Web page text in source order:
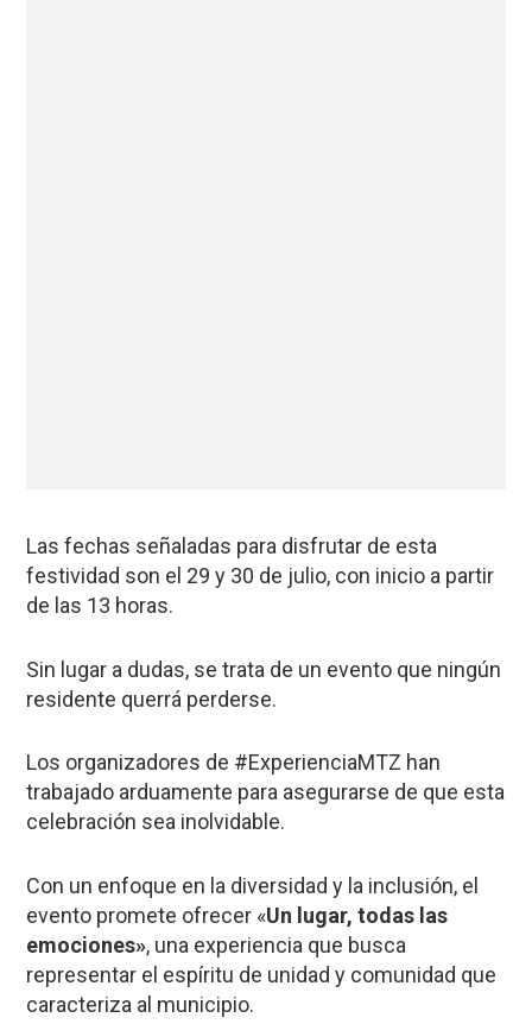
Las fechas señaladas para disfrutar de esta
festividad son el 29 y 30 de julio, con inicio a partir
de las 13 horas.
Sin lugar a dudas, se trata de un evento que ningún
residente querrá perderse.
Los organizadores de #ExperienciaMTZ han
trabajado arduamente para asegurarse de que esta
celebración sea inolvidable.
Con un enfoque en la diversidad y la inclusión, el
evento promete ofrecer «Un lugar, todas las
emociones», una experiencia que busca
representar el espíritu de unidad y comunidad que
caracteriza al municipio.